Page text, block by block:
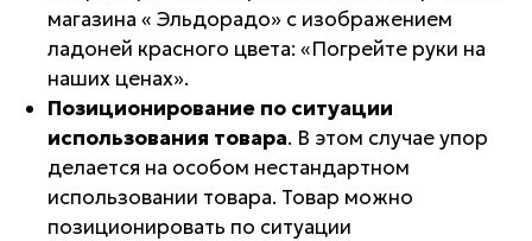
магазина « Эльдорадо» с изображением
ладоней красного цвета: «Погрейте руки на
наших ценах».
Позиционирование по ситуации
использования товара. В этом случае упор
делается на особом нестандартном
использовании товара. Товар можно
позиционировать по ситуации